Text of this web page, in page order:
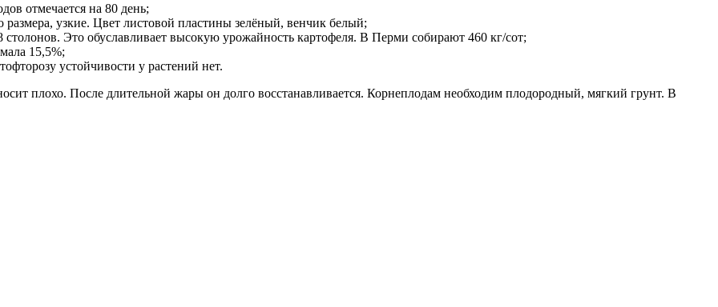
отмечается на 80 день;
узкие. Цвет листовой пластины зелёный, венчик белый;
Это обуславливает высокую урожайность картофеля. В Перми собирают 460 кг/сот;
15,5%;
устойчивости у растений нет.
плохо. После длительной жары он долго восстанавливается. Корнеплодам необходим плодородный, мягкий грунт. В